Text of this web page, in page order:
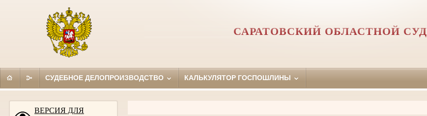
САРАТОВСКИЙ ОБЛАСТНОЙ СУД
СУДЕБНОЕ ДЕЛОПРОИЗВОДСТВО КАЛЬКУЛЯТОР ГОСПОШЛИНЫ
ВЕРСИЯ ДЛЯ